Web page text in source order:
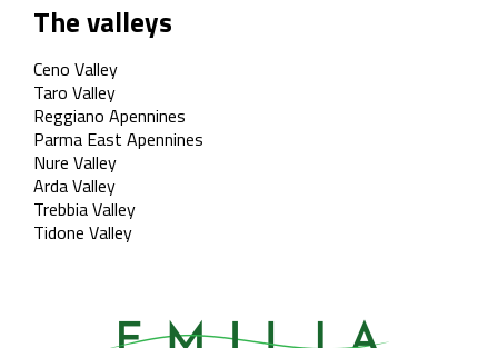
The valleys
Ceno Valley
Taro Valley
Reggiano Apennines
Parma East Apennines
Nure Valley
Arda Valley
Trebbia Valley
Tidone Valley